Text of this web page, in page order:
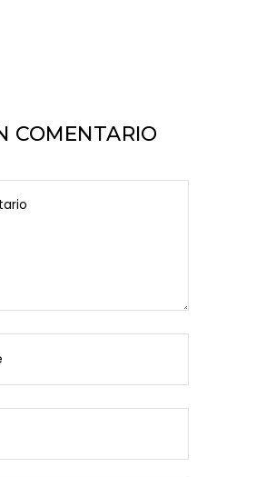
COMENTARIO